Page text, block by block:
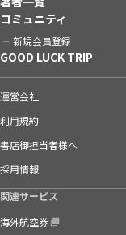
コミュニティ
新規会員登録
GOOD LUCK TRIP
運営会社
利用規約
書店御担当者様へ
採用情報
関連サービス
海外航空券